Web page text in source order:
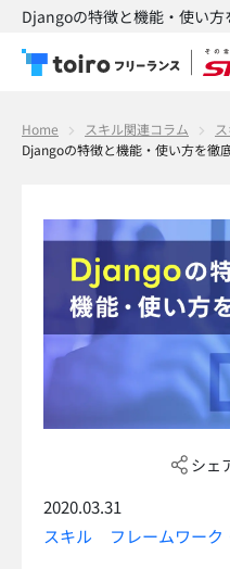
Djangoの特徴と機能・使い
Home スキル関連コラム
Djangoの特徴と機能・使い方を徹
シェ
2020.03.31
スキル
フレームワーク